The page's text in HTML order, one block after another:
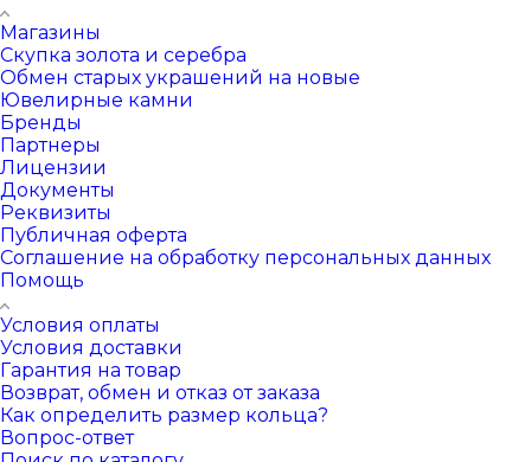
Магазины
Скупка золота и серебра
Обмен старых украшений на новые
Ювелирные камни
Бренды
Партнеры
Лицензии
Документы
Реквизиты
Публичная оферта
Соглашение на обработку персональных данных
Помощь
Условия оплаты
Условия доставки
Гарантия на товар
Возврат, обмен и отказ от заказа
Как определить размер кольца?
Вопрос-ответ